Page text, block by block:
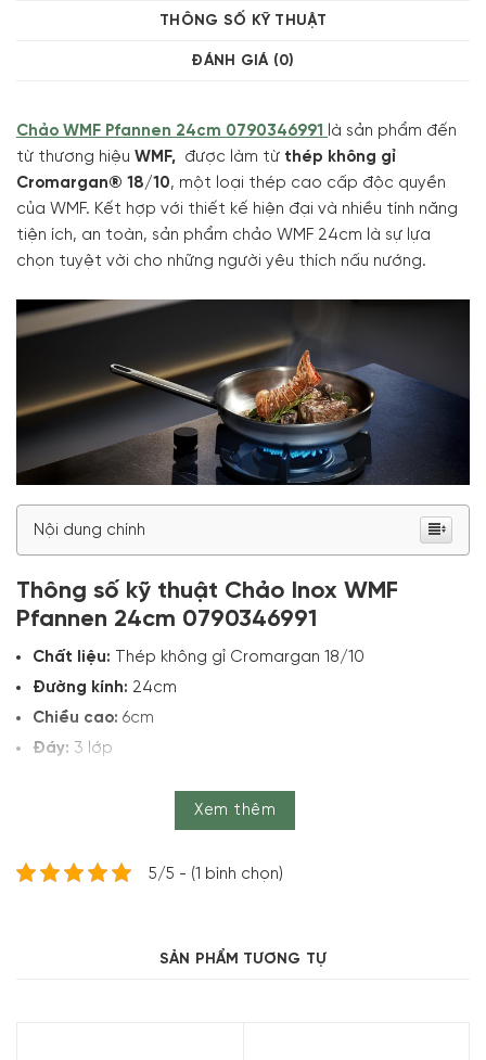
THÔNG SỐ KỸ THUẬT
ĐÁNH GIÁ (0)
Chảo WMF Pfannen 24cm 0790346991
là sản phẩm đến
từ thương hiệu WMF, được làm từ thép không gỉ
Cromargan® 18/10, một loại thép cao cấp độc quyền
của WMF. Kết hợp với thiết kế hiện đại và nhiều tính năng
tiện ích, an toàn, sản phẩm chảo WMF 24cm là sự lựa
chọn tuyệt vời cho những người yêu thích nấu nướng.
Nội dung chính
Thông số kỹ thuật Chảo Inox WMF
Pfannen 24cm 0790346991
Chất liệu: Thép không gỉ Cromargan 18/10
Đường kính: 24cm
Chiều cao: 6cm
Đáy: 3 lớp
An toàn với lò nướng, an toàn với máy rửa
bát
Xem thêm
5/5 - (1 bình chọn)
SẢN PHẨM TƯƠNG TỰ